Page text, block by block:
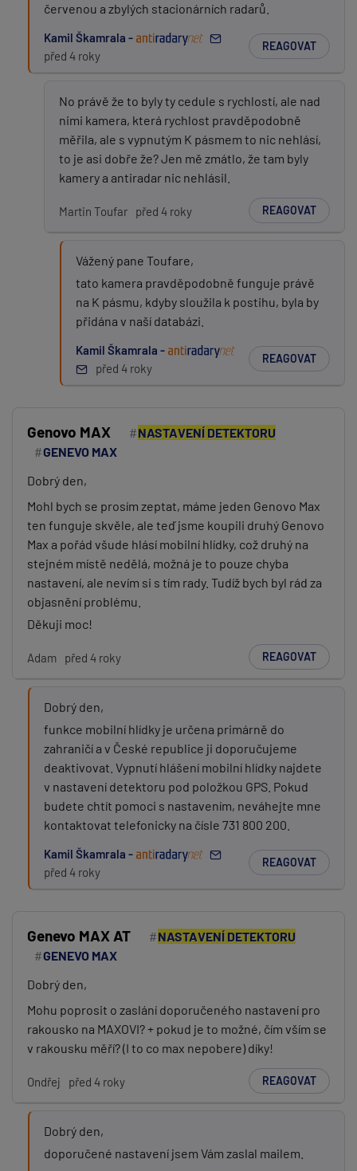
červenou a zbylých stacionárních radarů.
Kamil Škamrala -
před 4 roky
REAGOVAT
No právě že to byly ty cedule s rychlostí, ale nad
nimi kamera, která rychlost pravděpodobně
měřila, ale s vypnutým K pásmem to nic nehlásí,
to je asi dobře že? Jen mě zmátlo, že tam byly
kamery a antiradar nic nehlásil.
Martin Toufar před 4 roky REAGOVAT
Vážený pane Toufare,
tato kamera pravděpodobně funguje právě
na K pásmu, kdyby sloužila k postihu, byla by
přidána v naší databázi.
Kamil Škamrala -
před 4 roky
REAGOVAT
Genovo MAX
NASTAVENÍ DETEKTORU
GENEVO MAX
Dobrý den,
Mohl bych se prosím zeptat, máme jeden Genovo Max
ten funguje skvěle, ale teď jsme koupili druhý Genovo
Max a pořád všude hlásí mobilní hlídky, což druhý na
stejném místě nedělá, možná je to pouze chyba
nastavení, ale nevím si s tím rady. Tudíž bych byl rád za
objasnění problému.
Děkuji moc!
Adam před 4 roky REAGOVAT
Dobrý den,
funkce mobilní hlídky je určena primárně do
zahraničí a v České republice ji doporučujeme
deaktivovat. Vypnutí hlášení mobilní hlídky najdete
v nastavení detektoru pod položkou GPS. Pokud
budete chtít pomoci s nastavením, neváhejte mne
kontaktovat telefonicky na čísle 731 800 200.
Kamil Škamrala -
před 4 roky
REAGOVAT
Genevo MAX AT
NASTAVENÍ DETEKTORU
GENEVO MAX
Dobrý den,
Mohu poprosit o zaslání doporučeného nastavení pro
rakousko na MAXOVI? + pokud je to možné, čím vším se
v rakousku měří? (I to co max nepobere) díky!
Ondřej před 4 roky REAGOVAT
Dobrý den,
doporučené nastavení jsem Vám zaslal mailem.